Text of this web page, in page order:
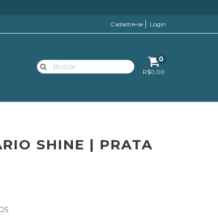
Cadastre-se Login
0
R$0,00
SHINE | PRATA